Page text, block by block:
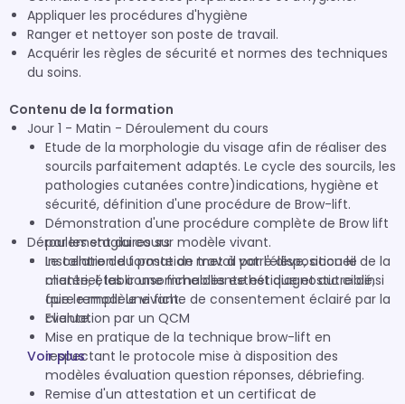
Appliquer les procédures d'hygiène
Ranger et nettoyer son poste de travail.
Acquérir les règles de sécurité et normes des techniques
du soins.
Contenu de la formation
Jour 1 - Matin - Déroulement du cours
Etude de la morphologie du visage afin de réaliser des
sourcils parfaitement adaptés. Le cycle des sourcils, les
pathologies cutanées contre)indications, hygiène et
sécurité, définition d'une procédure de Brow-lift.
Démonstration d'une procédure complète de Brow lift
par les stagiaires sur modèle vivant.
Le centre de formation met à votre disposition le
matériel, les consommables esthétique et autre ainsi
que le modèle vivant.
Evaluation par un QCM
Déroulement du cours
Installation du poste de travail par l'élève, accueil de la
cliente, établir une fiche cliente est diagnostic ciblé,
faire remplir une fiche de consentement éclairé par la
cliente.
Mise en pratique de la technique brow-lift en
respectant le protocole mise à disposition des
modèles évaluation question réponses, débriefing.
Remise d'un attestation et un certificat de
Voir plus